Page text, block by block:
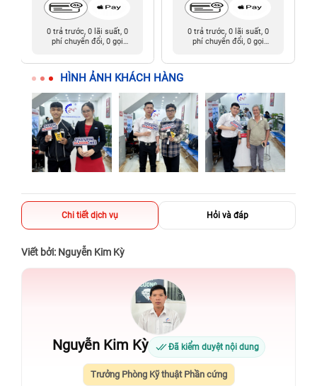
0 trả trước, 0 lãi suất, 0
phí chuyển đổi, 0 gọi
0 trả trước, 0 lãi suất, 0
phí chuyển đổi, 0 gọi
HÌNH ẢNH KHÁCH HÀNG
Chi tiết dịch vụ Hỏi và đáp
Viết bởi: Nguyễn Kim Kỳ
Nguyễn Kim Kỳ Đã kiểm duyệt nội dung
Trưởng Phòng Kỹ thuật Phần cứng